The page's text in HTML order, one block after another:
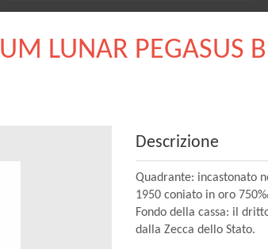
LUNAR PEGASUS
Descrizione
Quadrante: incastonato
1950 coniato in oro
Fondo della cassa: il
dalla Zecca dello Stato.